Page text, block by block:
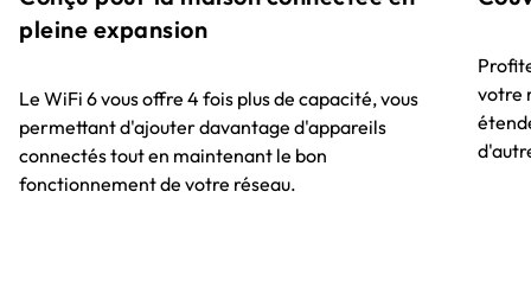
pleine expansion
Le WiFi 6 vous offre 4 fois plus de capacité, vous
permettant d'ajouter davantage d'appareils
connectés tout en maintenant le bon
fonctionnement de votre réseau.
votre